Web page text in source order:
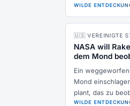
WILDE
🇺🇸 VEREINIGTE
NASA will
dem Mond
Ein
Mond
plant, das zu
WILDE